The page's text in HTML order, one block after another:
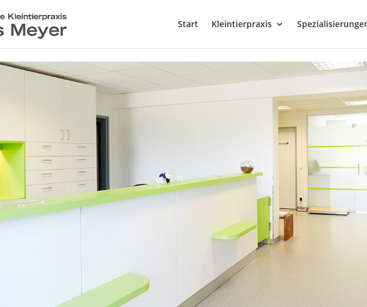
Start
Kleintierpraxis